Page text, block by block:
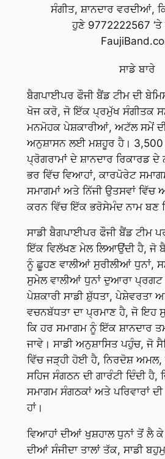
ਸੰਗੀਤ, ਸ਼ਾਨਦਾਰ ਵਰਦੀਆਂ,
ਹੁਣੇ 9772222567
ਸਾਡੇ ਬਾਰੇ
ਬੈਗਪਾਈਪਰ ਫੌਜੀ ਬੈਂਡ ਟੀਮ ਦੀ
ਖੋਜ ਕਰੋ, ਜੋ ਇੱਕ ਪ੍ਰਮੁੱਖ ਸੰਗੀਤਕ
ਮਨਮੋਹਕ ਪੇਸ਼ਕਾਰੀਆਂ, ਅਟੱਲ ਸਮੇਂ
ਅਨੁਸ਼ਾਸਨ ਲਈ ਮਸ਼ਹੂਰ ਹੈ।
ਪ੍ਰੋਗਰਾਮਾਂ ਦੇ ਸ਼ਾਨਦਾਰ ਰਿਕਾਰਡ ਦੇ
ਭਰ ਵਿੱਚ ਵਿਆਹਾਂ, ਕਾਰਪੋਰੇਟ
ਸਮਾਗਮਾਂ ਅਤੇ ਨਿੱਜੀ ਉਤਸਵਾਂ
ਕਰਨ ਵਿੱਚ ਇੱਕ ਭਰੋਸੇਮੰਦ ਨਾਮ ਬਣ
ਸਾਡੀ ਬੈਗਪਾਈਪਰ ਫੌਜੀ ਬੈਂਡ ਟੀਮ
ਇੱਕ ਵਿਲੱਖਣ ਮੇਲ ਲਿਆਉਂਦੀ ਹੈ, ਜੋ
ਨੂੰ ਛੂਹਣ ਵਾਲੀਆਂ ਸੁਰੀਲੀਆਂ ਧੁਨਾਂ,
ਸੁਮੇਲ ਵਾਲੀਆਂ ਧੁਨਾਂ ਦੁਆਰਾ ਪ੍ਰਗਟ
ਪੇਸ਼ਕਾਰੀ ਸਾਡੀ ਸ਼ੁੱਧਤਾ, ਪੇਸ਼ੇਵਰਤਾ
ਵਚਨਬੱਧਤਾ ਦਾ ਪ੍ਰਮਾਣ ਹੈ, ਜੋ ਇਹ
ਕਿ ਹਰ ਸਮਾਗਮ ਨੂੰ ਇੱਕ ਸ਼ਾਨਦਾਰ
ਜਾਵੇ। ਸਾਡੀ ਅਨੁਸ਼ਾਸਿਤ ਪਹੁੰਚ, ਜੋ
ਵਿੱਚ ਜੜ੍ਹੀ ਹੋਈ ਹੈ, ਨਿਰਦੋਸ਼
ਸਹਿਜ ਸੰਗਠਨ ਦੀ ਗਾਰੰਟੀ ਦਿੰਦੀ ਹੈ,
ਸਮਾਗਮ ਸੰਗਠਕਾਂ ਅਤੇ ਪਰਿਵਾਰਾਂ
ਹਾਂ।
ਵਿਆਹਾਂ ਦੀਆਂ ਖੁਸ਼ਹਾਲ ਧੁਨਾਂ ਤੋਂ ਲੈ ਕੇ
ਦੀਆਂ ਸੰਜੀਦਾ ਤਾਲਾਂ ਤੱਕ, ਸਾਡੀ